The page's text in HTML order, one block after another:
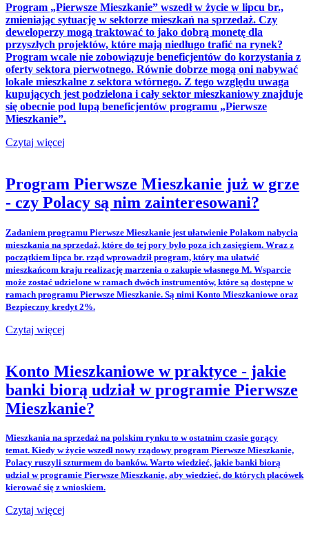
Program „Pierwsze Mieszkanie” wszedł w życie w lipcu br.,
zmieniając sytuację w sektorze mieszkań na sprzedaż. Czy
deweloperzy mogą traktować to jako dobrą monetę dla
przyszłych projektów, które mają niedługo trafić na rynek?
Program wcale nie zobowiązuje beneficjentów do korzystania z
oferty sektora pierwotnego. Równie dobrze mogą oni nabywać
lokale mieszkalne z sektora wtórnego. Z tego względu uwaga
kupujących jest podzielona i cały sektor mieszkaniowy znajduje
się obecnie pod lupą beneficjentów programu „Pierwsze
Mieszkanie”.
Czytaj więcej
Program Pierwsze Mieszkanie już w grze
- czy Polacy są nim zainteresowani?
Zadaniem programu Pierwsze Mieszkanie jest ułatwienie Polakom nabycia
mieszkania na sprzedaż, które do tej pory było poza ich zasięgiem. Wraz z
początkiem lipca br. rząd wprowadził program, który ma ułatwić
mieszkańcom kraju realizację marzenia o zakupie własnego M. Wsparcie
może zostać udzielone w ramach dwóch instrumentów, które są dostępne w
ramach programu Pierwsze Mieszkanie. Są nimi Konto Mieszkaniowe oraz
Bezpieczny kredyt 2%.
Czytaj więcej
Konto Mieszkaniowe w praktyce - jakie
banki biorą udział w programie Pierwsze
Mieszkanie?
Mieszkania na sprzedaż na polskim rynku to w ostatnim czasie gorący
temat. Kiedy w życie wszedł nowy rządowy program Pierwsze Mieszkanie,
Polacy ruszyli szturmem do banków. Warto wiedzieć, jakie banki biorą
udział w programie Pierwsze Mieszkanie, aby wiedzieć, do których placówek
kierować się z wnioskiem.
Czytaj więcej